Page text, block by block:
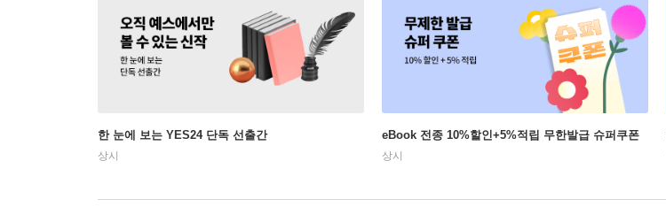
한 눈에 보는 YES24 단독 선출간
상시
eBook 전종 10%할인+5%적립 무한발급 슈퍼쿠폰
상시